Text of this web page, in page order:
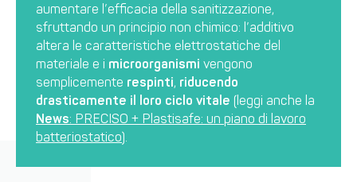
aumentare l’efficacia della sanitizzazione,
sfruttando un principio non chimico: l’additivo
altera le caratteristiche elettrostatiche del
materiale e i microorganismi vengono
semplicemente respinti, riducendo
drasticamente il loro ciclo vitale (leggi anche la
News: PRECISO + Plastisafe: un piano di lavoro
batteriostatico).